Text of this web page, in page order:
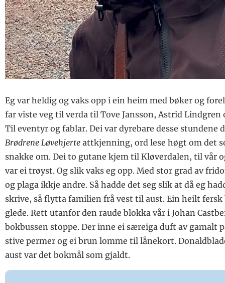
Slik har andre det, hele tiden…
RELIS
Hvor lenge etter en prednisolonkur har man redusert
immunforsvar?
LYRIKKSPALTEN
Tilknytingsteori i fire vers
Eg var heldig og vaks opp i ein heim med bøker og
far viste veg til verda til Tove Jansson, Astrid Lindgren
Til eventyr og fablar. Dei var dyrebare desse stundene
Brødrene Løvehjerte attkjenning, ord lese høgt om det
snakke om. Dei to gutane kjem til Kløverdalen, til vår
var ei trøyst. Og slik vaks eg opp. Med stor grad av
og plaga ikkje andre. Så hadde det seg slik at då eg
skrive, så flytta familien frå vest til aust. Ein heilt fersk
glede. Rett utanfor den raude blokka vår i Johan
bokbussen stoppe. Der inne ei særeiga duft av gamalt
stive permer og ei brun lomme til lånekort.
aust var det bokmål som gjaldt.